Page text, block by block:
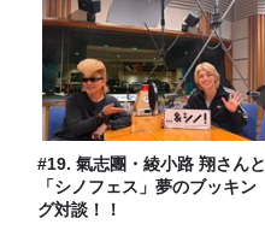
#19. 氣志團・綾小路 翔さんと
「シノフェス」夢のブッキン
グ対談！！